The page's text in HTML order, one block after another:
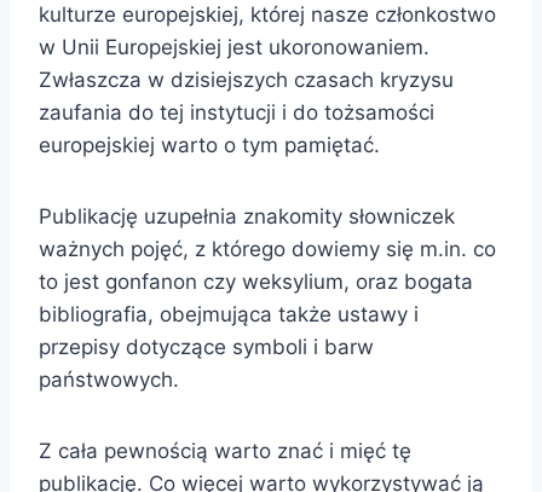
kulturze europejskiej, której nasze członkostwo
w Unii Europejskiej jest ukoronowaniem.
Zwłaszcza w dzisiejszych czasach kryzysu
zaufania do tej instytucji i do tożsamości
europejskiej warto o tym pamiętać.
Publikację uzupełnia znakomity słowniczek
ważnych pojęć, z którego dowiemy się m.in. co
to jest gonfanon czy weksylium, oraz bogata
bibliografia, obejmująca także ustawy i
przepisy dotyczące symboli i barw
państwowych.
Z cała pewnością warto znać i mięć tę
publikację. Co więcej warto wykorzystywać ją